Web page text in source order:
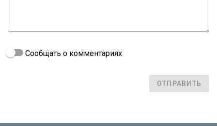
Сообщать о комментариях
ОТПРАВИТЬ